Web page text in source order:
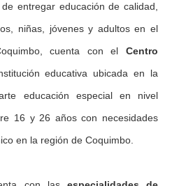
de entregar educación de calidad,
niñas, jóvenes y adultos en el
cuenta con el Centro
educativa ubicada en la
educación especial en nivel
16 y 26 años con necesidades
en la región de Coquimbo.